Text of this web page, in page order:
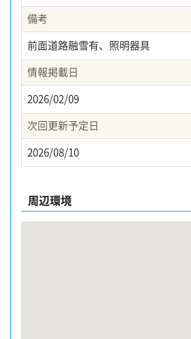
備考
前面道路融雪有、照明器具
情報掲載日
2026/02/09
次回更新予定日
2026/08/10
周辺環境